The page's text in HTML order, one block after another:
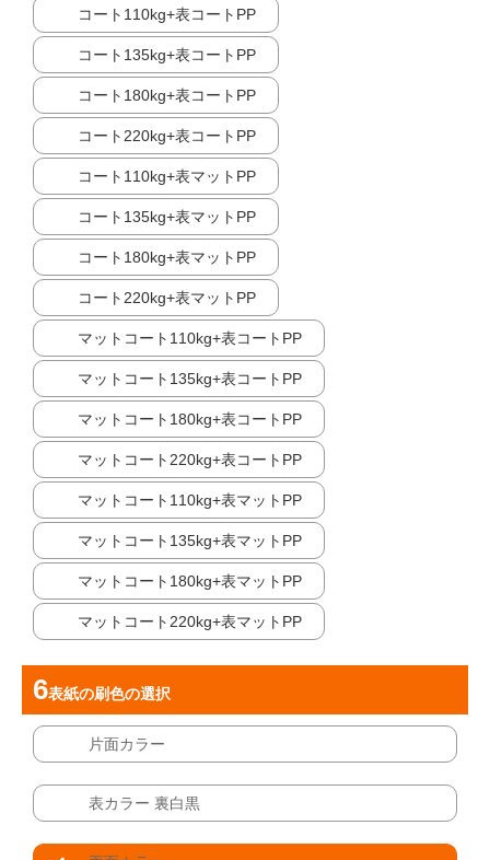
コート110kg+表コートPP
コート135kg+表コートPP
コート180kg+表コートPP
コート220kg+表コートPP
コート110kg+表マットPP
コート135kg+表マットPP
コート180kg+表マットPP
コート220kg+表マットPP
マットコート110kg+表コートPP
マットコート135kg+表コートPP
マットコート180kg+表コートPP
マットコート220kg+表コートPP
マットコート110kg+表マットPP
マットコート135kg+表マットPP
マットコート180kg+表マットPP
マットコート220kg+表マットPP
表紙の刷色の選択
片面カラー
表カラー 裏白黒